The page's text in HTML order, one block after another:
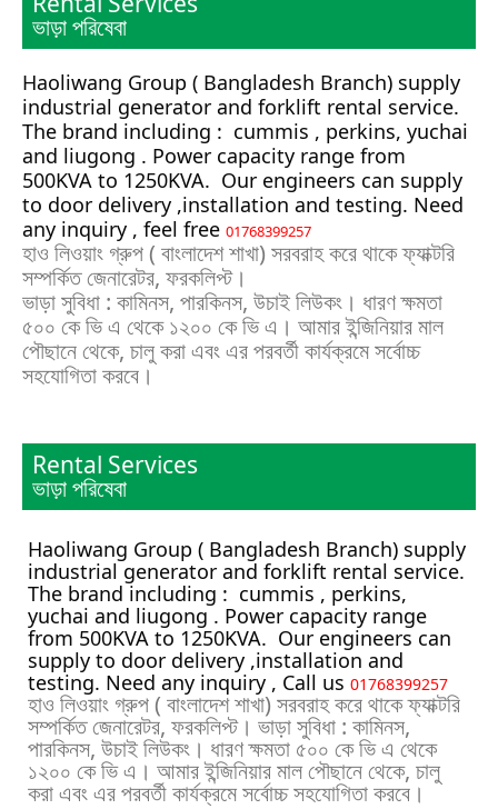
ভাড়া পরিষেবা
Haoliwang Group ( Bangladesh Branch) supply
industrial generator and forklift rental service.
The brand including : cummis , perkins, yuchai
and liugong . Power capacity range from
500KVA to 1250KVA. Our engineers can supply
to door delivery ,installation and testing. Need
any inquiry , feel free 01768399257
হাও লিওয়াং গ্রুপ ( বাংলাদেশ শাখা) সরবরাহ করে থাকে ফ্যাক্টরি
সম্পর্কিত জেনারেটর, ফরকলিপ্ট।
ভাড়া সুবিধা : কামিনস, পারকিনস, উচাই লিউকং। ধারণ ক্ষমতা
৫০০ কে ভি এ থেকে ১২০০ কে ভি এ। আমার ইন্জিনিয়ার মাল
পৌছানে থেকে, চালু করা এবং এর পরবর্তী কার্যক্রমে সর্বোচ্চ
সহযোগিতা করবে।
Rental Services
ভাড়া পরিষেবা
Haoliwang Group ( Bangladesh Branch) supply
industrial generator and forklift rental service.
The brand including : cummis , perkins,
yuchai and liugong . Power capacity range
from 500KVA to 1250KVA. Our engineers can
supply to door delivery ,installation and
testing. Need any inquiry , Call us 01768399257
হাও লিওয়াং গ্রুপ ( বাংলাদেশ শাখা) সরবরাহ করে থাকে ফ্যাক্টরি
সম্পর্কিত জেনারেটর, ফরকলিপ্ট। ভাড়া সুবিধা : কামিনস,
পারকিনস, উচাই লিউকং। ধারণ ক্ষমতা ৫০০ কে ভি এ থেকে
১২০০ কে ভি এ। আমার ইন্জিনিয়ার মাল পৌছানে থেকে, চালু
করা এবং এর পরবর্তী কার্যক্রমে সর্বোচ্চ সহযোগিতা করবে।